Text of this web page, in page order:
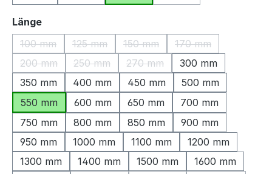
Längeauswählen
100 mm
(Diese Option ist zurzeit nicht verfügbar.)
125 mm
(Diese Option ist zurzeit nicht verfügbar.)
150 mm
(Diese Option ist zurzeit nicht
170 mm
(Diese Option ist
200 mm
(Diese Option ist zurzeit nicht verfügbar.)
250 mm
(Diese Option ist zurzeit nicht verfügbar.)
270 mm
(Diese Option ist zurzeit nicht
300 mm
350 mm
400 mm 450 mm
500 mm
550 mm
600 mm 650 mm
700 mm
750 mm
800 mm 850 mm
900 mm
950 mm
1000 mm 1100 mm
1200 mm
1300 mm
1400 mm 1500 mm
1600 mm